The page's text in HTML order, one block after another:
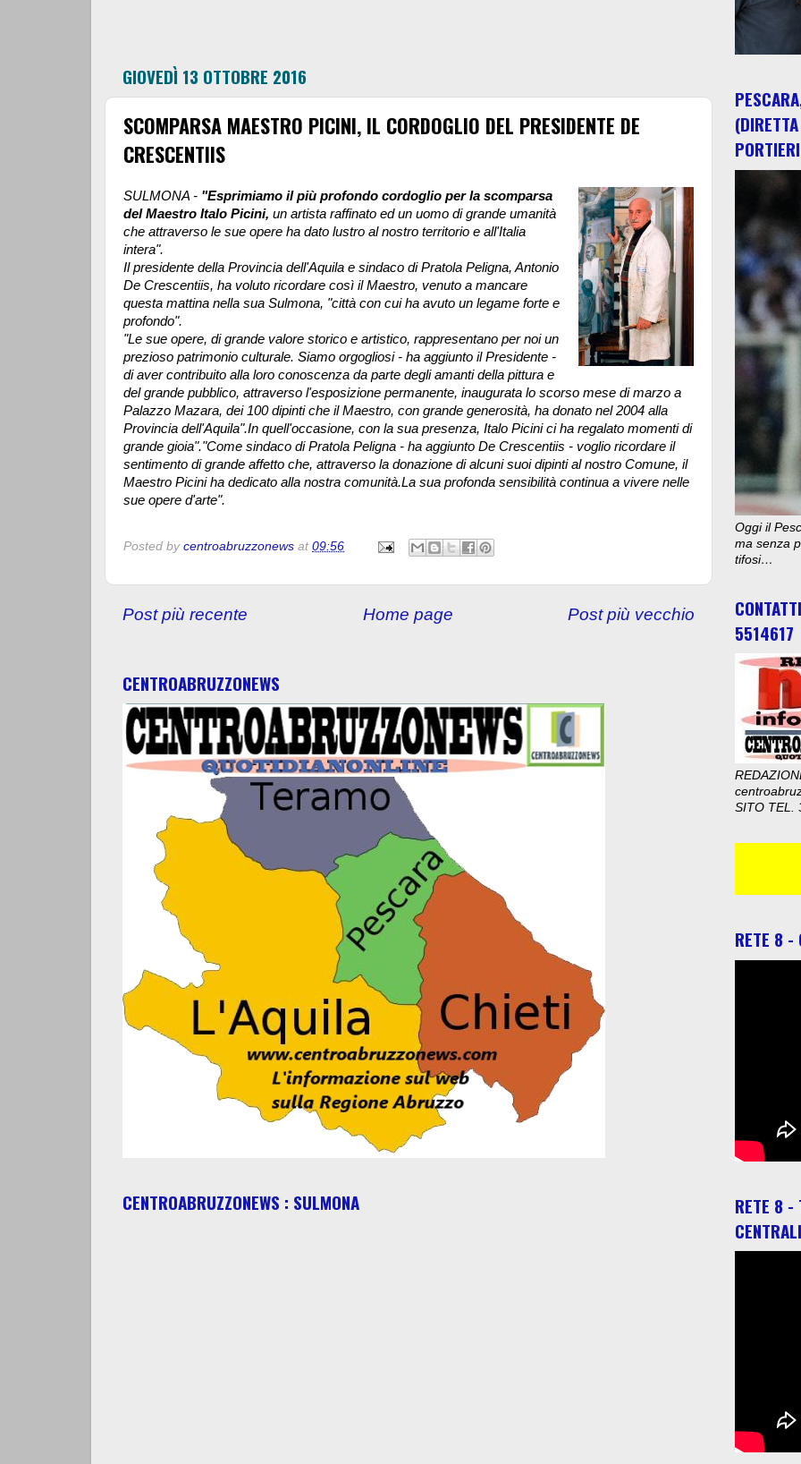
GIOVEDÌ 13 OTTOBRE 2016
SCOMPARSA MAESTRO PICINI, IL CORDOGLIO DEL PRESIDENTE DE
CRESCENTIIS
SULMONA - "Esprimiamo il più profondo cordoglio per la scomparsa
del Maestro Italo Picini, un artista raffinato ed un uomo di grande umanità
che attraverso le sue opere ha dato lustro al nostro territorio e all'Italia
intera".
Il presidente della Provincia dell'Aquila e sindaco di Pratola Peligna, Antonio
De Crescentiis, ha voluto ricordare così il Maestro, venuto a mancare
questa mattina nella sua Sulmona, "città con cui ha avuto un legame forte e
profondo".
"Le sue opere, di grande valore storico e artistico, rappresentano per noi un
prezioso patrimonio culturale. Siamo orgogliosi - ha aggiunto il Presidente -
di aver contribuito alla loro conoscenza da parte degli amanti della pittura e
del grande pubblico, attraverso l'esposizione permanente, inaugurata lo scorso mese di marzo a
Palazzo Mazara, dei 100 dipinti che il Maestro, con grande generosità, ha donato nel 2004 alla
Provincia dell'Aquila".In quell'occasione, con la sua presenza, Italo Picini ci ha regalato momenti di
grande gioia"."Come sindaco di Pratola Peligna - ha aggiunto De Crescentiis - voglio ricordare il
sentimento di grande affetto che, attraverso la donazione di alcuni suoi dipinti al nostro Comune, il
Maestro Picini ha dedicato alla nostra comunità.La sua profonda sensibilità continua a vivere nelle
sue opere d'arte".
Posted by centroabruzzonews at 09:56
Post più recente Post più vecchio
Home page
CENTROABRUZZONEWS
CENTROABRUZZONEWS : SULMONA
PORTIERI
Oggi il
ma senza
tifosi…
5514617
SITO TEL.
RETE 8 -
RETE 8 -